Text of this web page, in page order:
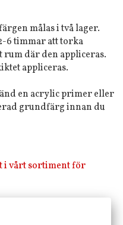
målas i två lager.
6 timmar att torka
där den appliceras.
appliceras.
en acrylic primer eller
grundfärg innan du
i vårt sortiment för